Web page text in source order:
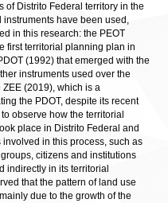
of Distrito Federal territory in the
instruments have been used,
in this research: the PEOT
first territorial planning plan in
(1992) that emerged with the
instruments used over the
(2019), which is a
the PDOT, despite its recent
observe how the territorial
place in Distrito Federal and
in this process, such as
citizens and institutions
indirectly in its territorial
that the pattern of land use
due to the growth of the